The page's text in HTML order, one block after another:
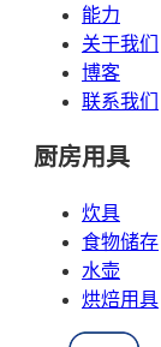
能力
关于我们
博客
联系我们
厨房用具
炊具
食物储存
水壶
烘焙用具